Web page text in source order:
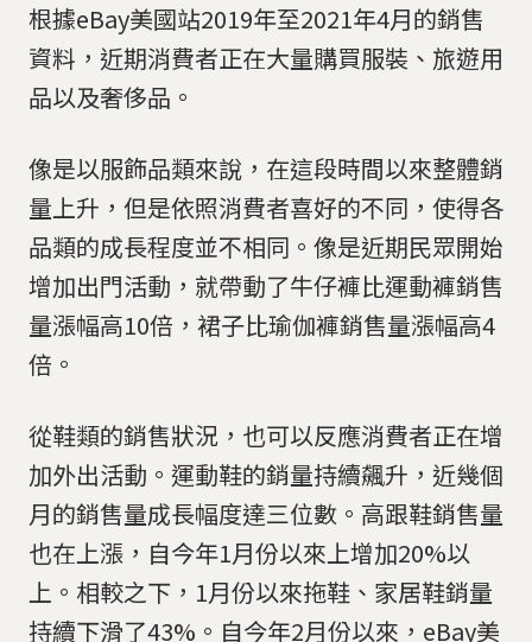
根據eBay美國站2019年至2021年4月的銷售
資料，近期消費者正在大量購買服裝、旅遊用
品以及奢侈品。
像是以服飾品類來說，在這段時間以來整體銷
量上升，但是依照消費者喜好的不同，使得各
品類的成長程度並不相同。像是近期民眾開始
增加出門活動，就帶動了牛仔褲比運動褲銷售
量漲幅高10倍，裙子比瑜伽褲銷售量漲幅高4
倍。
從鞋類的銷售狀況，也可以反應消費者正在增
加外出活動。運動鞋的銷量持續飆升，近幾個
月的銷售量成長幅度達三位數。高跟鞋銷售量
也在上漲，自今年1月份以來上增加20%以
上。相較之下，1月份以來拖鞋、家居鞋銷量
持續下滑了43%。自今年2月份以來，eBay美